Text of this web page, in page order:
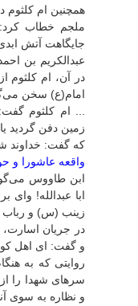
همچنین ام
ملجم خطاب کرد:
جایگاهت آتش ابدی
عبدالکریم بن
در آن، ام کلثوم
امام(ع) سخن
... ام کلثوم
زمین دفن گردید
که گفت: خداوند
واقعه عاشورا و
ابن طاووس
ابا عبدالله!
زینب (س) و رباب
در جریان اسارت،
و گفت:‌ ای اهل
روایتی که به
سرهای شهدا را
و نظاره به سوی